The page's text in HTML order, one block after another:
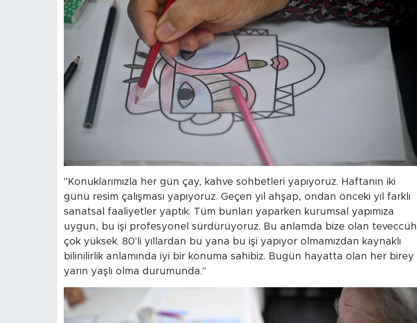
"Konuklarımızla her gün çay, kahve sohbetleri yapıyoruz. Haftanın iki
günü resim çalışması yapıyoruz. Geçen yıl ahşap, ondan önceki yıl farklı
sanatsal faaliyetler yaptık. Tüm bunları yaparken kurumsal yapımıza
uygun, bu işi profesyonel sürdürüyoruz. Bu anlamda bize olan teveccüh
çok yüksek. 80'li yıllardan bu yana bu işi yapıyor olmamızdan kaynaklı
bilinilirlik anlamında iyi bir konuma sahibiz. Bugün hayatta olan her birey
yarın yaşlı olma durumunda."